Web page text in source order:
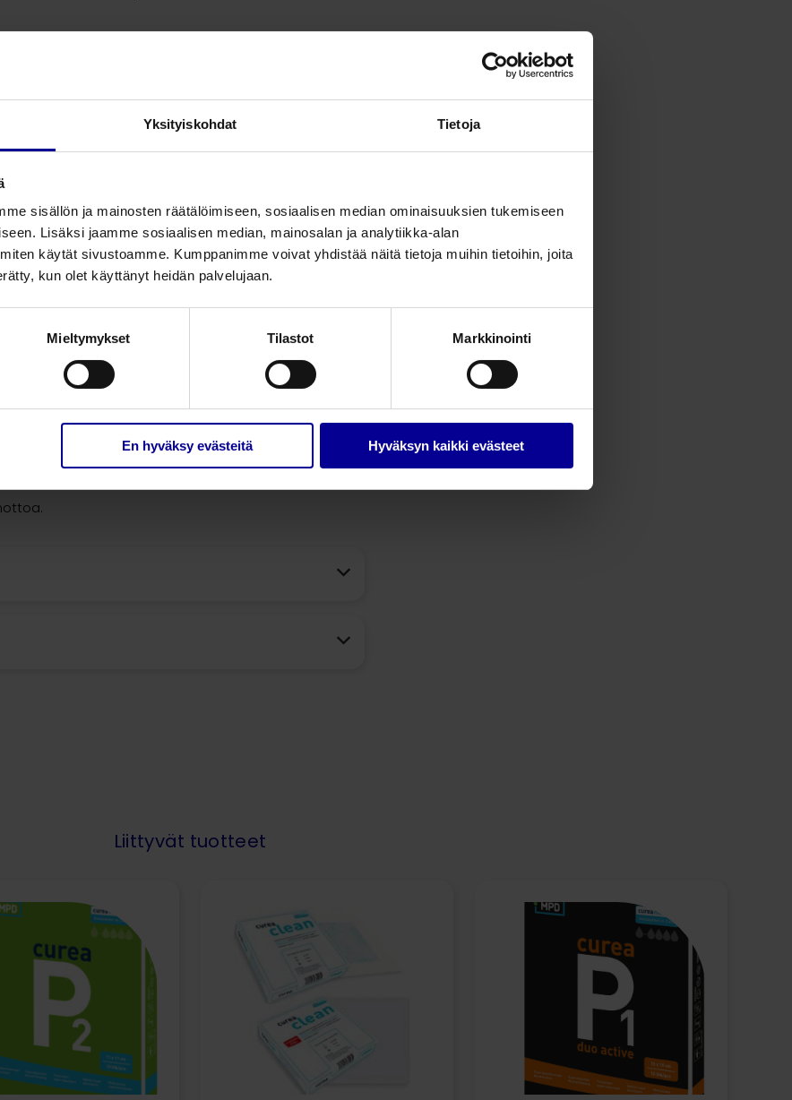
Yksityiskohdat Tietoja
sisällön ja mainosten räätälöimiseen, sosiaalisen median ominaisuuksien tukemiseen
Lisäksi jaamme sosiaalisen median, mainosalan ja analytiikka-alan
käytät sivustoamme. Kumppanimme voivat yhdistää näitä tietoja muihin tietoihin, joita
kun olet käyttänyt heidän palvelujaan.
Mieltymykset Tilastot Markkinointi
En hyväksy evästeitä Hyväksyn kaikki evästeet
Koko Pakkauskoko
7,5 x 7,5 cm 10
10 x 10 cm 10
20 x 20 cm
20 x 30 cm 10
Valmistaja: curea medical GmbH.
Liittyvät tuotteet